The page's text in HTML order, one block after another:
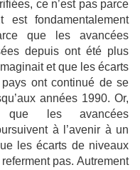
ce n’est pas parce
est fondamentalement
que les avancées
depuis ont été plus
et que les écarts
ont continué de se
années 1990. Or,
les avancées
à l’avenir à un
les écarts de niveaux
pas. Autrement